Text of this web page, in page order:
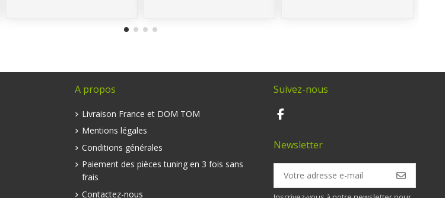
A propos
Livraison France et DOM TOM
Mentions légales
Conditions générales
Paiement des pièces tuning en 3 fois sans
frais
Contactez-nous
Suivez-nous
Newsletter